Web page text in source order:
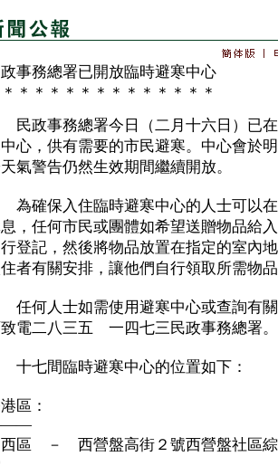
事務總署已開放臨時避寒中心
＊＊＊＊＊＊＊＊＊＊＊＊＊＊
政事務總署今日（二月十六日）已在
心，供有需要的市民避寒。中心會於
氣警告仍然生效期間繼續開放。
確保入住臨時避寒中心的人士可以在
，任何市民或團體如希望送贈物品給
登記，然後將物品放置在指定的室內
者有關安排，讓他們自行領取所需物
何人士如需使用避寒中心或查詢有關
電二八三五 一四七三民政事務總署。
七間臨時避寒中心的位置如下：
區：
區 － 西營盤高街２號西營盤社區綜